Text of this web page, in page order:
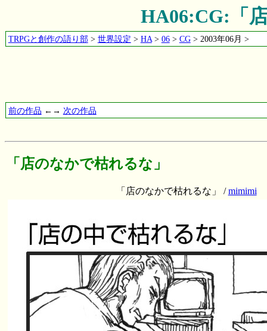
HA06:CG:「
TRPGと創作の語り部> 世界設定 > HA> 06> CG> 2003年06月 >
前の作品 ←→ 次の作品
「店のなかで枯れるな」
「店のなかで枯れるな」 /mimimi